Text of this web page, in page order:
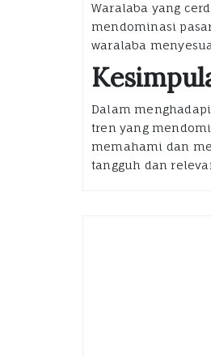
Waralaba yang
mendominasi
waralaba
Dalam
tren yang
memahami dan
tangguh dan